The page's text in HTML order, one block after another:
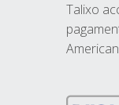
Talixo